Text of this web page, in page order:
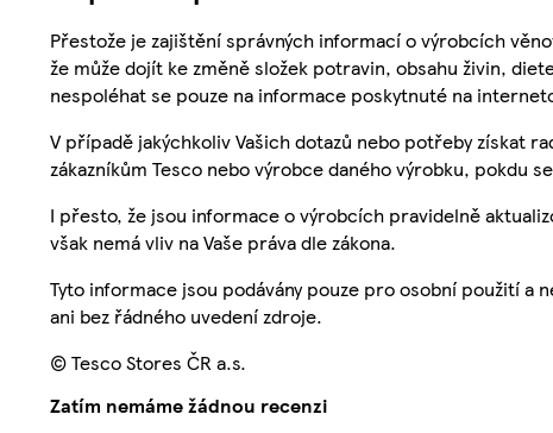
Přestože je zajištění správných informací o výrobcích
že může dojít ke změně složek potravin, obsahu živin,
nespoléhat se pouze na informace poskytnuté na
V případě jakýchkoliv Vašich dotazů nebo potřeby získat
zákazníkům Tesco nebo výrobce daného výrobku, pokdu
I přesto, že jsou informace o výrobcích pravidelně
však nemá vliv na Vaše práva dle zákona.
Tyto informace jsou podávány pouze pro osobní použití a
ani bez řádného uvedení zdroje.
© Tesco Stores ČR a.s.
Zatím nemáme žádnou recenzi